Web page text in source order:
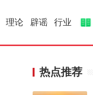
理论 辟谣 行业
热点推荐